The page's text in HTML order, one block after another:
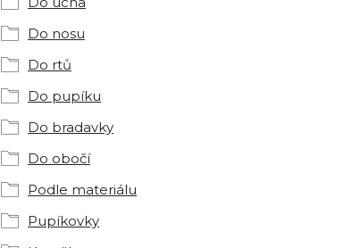
Do nosu
Do rtů
Do pupíku
Do bradavky
Do obočí
Podle materiálu
Pupíkovky